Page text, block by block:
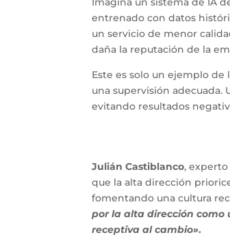
entrenado con datos
un servicio de menor
daña la reputación de la
Este es solo un ejemplo
una supervisión adecuada.
evitando resultados
Julián Castiblanco,
que la alta dirección
fomentando una cultura
por la alta dirección
receptiva al cambio».